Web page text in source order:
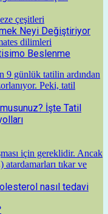
Neyi Değiştiriyor
Beslenme
İşte Tatil
nasıl tedavi